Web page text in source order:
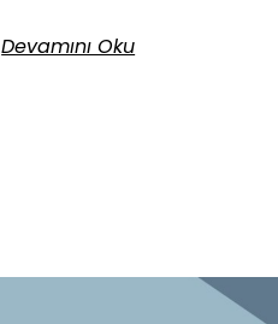
Devamını Oku